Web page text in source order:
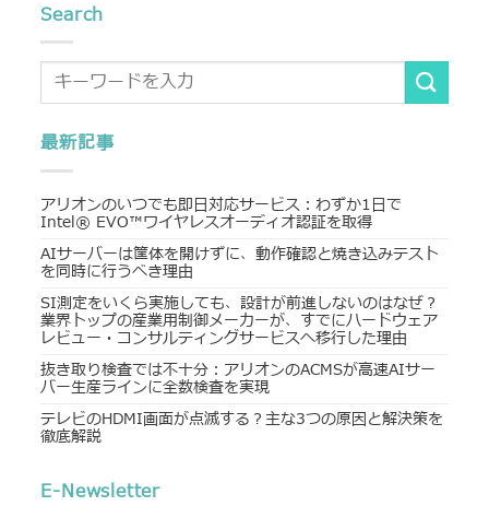
Search
最新記事
アリオンのいつでも即日対応サービス：わずか1日で
Intel® EVO™ワイヤレスオーディオ認証を取得
AIサーバーは筐体を開けずに、動作確認と焼き込みテスト
を同時に行うべき理由
SI測定をいくら実施しても、設計が前進しないのはなぜ？
業界トップの産業用制御メーカーが、すでにハードウェア
レビュー・コンサルティングサービスへ移行した理由
抜き取り検査では不十分：アリオンのACMSが高速AIサー
バー生産ラインに全数検査を実現
テレビのHDMI画面が点滅する？主な3つの原因と解決策を
徹底解説
E-Newsletter